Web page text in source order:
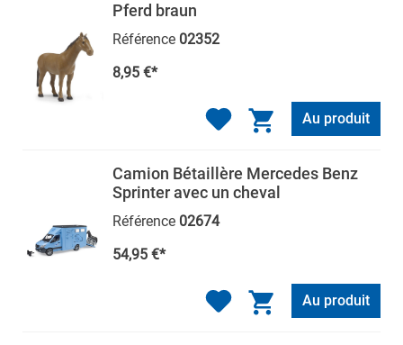
Pferd braun
Référence 02352
8,95 €*
Au produit
Camion Bétaillère Mercedes Benz
Sprinter avec un cheval
Référence 02674
54,95 €*
Au produit